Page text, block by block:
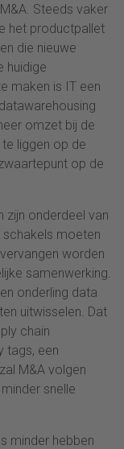
Steeds vaker
het productpallet
die nieuwe
huidige
maken is IT een
omzet bij de
liggen op de
op de
zijn onderdeel van
schakels moeten
worden
samenwerking.
onderling data
uitwisselen. Dat
chain
tags, een
M&A volgen
snelle
minder hebben